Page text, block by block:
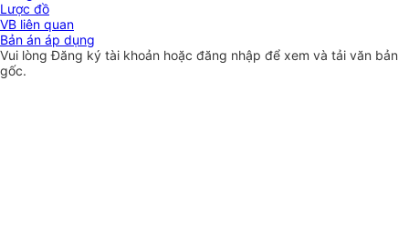
Lược đồ
VB liên quan
Bản án áp dụng
Vui lòngĐăng ký tài khoản hoặc đăng nhập để xem và tải văn bản
gốc.